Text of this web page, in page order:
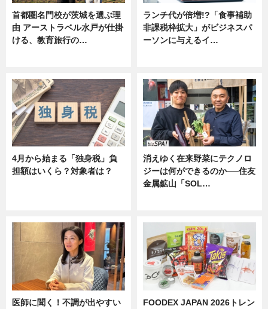
首都圏名門校が茨城を選ぶ理
由 アーストラベル水戸が仕掛
ける、教育旅行の…
ランチ代が倍増!?「食事補助
非課税枠拡大」がビジネスパ
ーソンに与えるイ…
4月から始まる「独身税」負
担額はいくら？対象者は？
消えゆく在来野菜にテクノロ
ジーは何ができるのか──住友
金属鉱山「SOL…
医師に聞く！不調が出やすい
FOODEX JAPAN 2026トレン